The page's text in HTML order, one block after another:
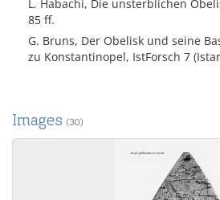
L. Habachi, Die unsterblichen
85 ff.
G. Bruns, Der Obelisk und seine
zu Konstantinopel, IstForsch 7
Images (30)